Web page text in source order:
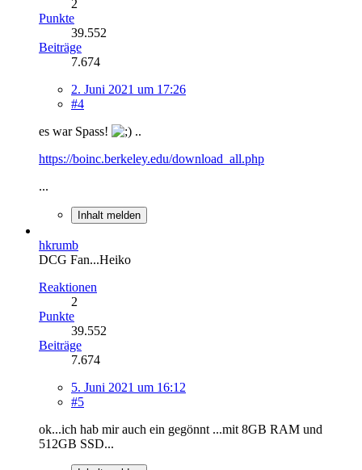
2
Punkte
39.552
Beiträge
7.674
2. Juni 2021 um 17:26
#4
es war Spass!
..
https://boinc.berkeley.edu/download_all.php
...
Inhalt melden
hkrumb
DCG Fan...Heiko
Reaktionen
2
Punkte
39.552
Beiträge
7.674
5. Juni 2021 um 16:12
#5
ok...ich hab mir auch ein gegönnt ...mit 8GB RAM und
512GB SSD...